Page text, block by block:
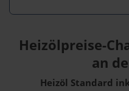
Heizölpreise-
an
Heizöl Standard